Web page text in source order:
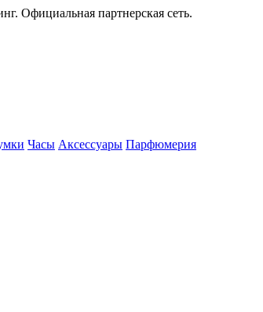
Официальная партнерская сеть.
Часы Аксессуары Парфюмерия